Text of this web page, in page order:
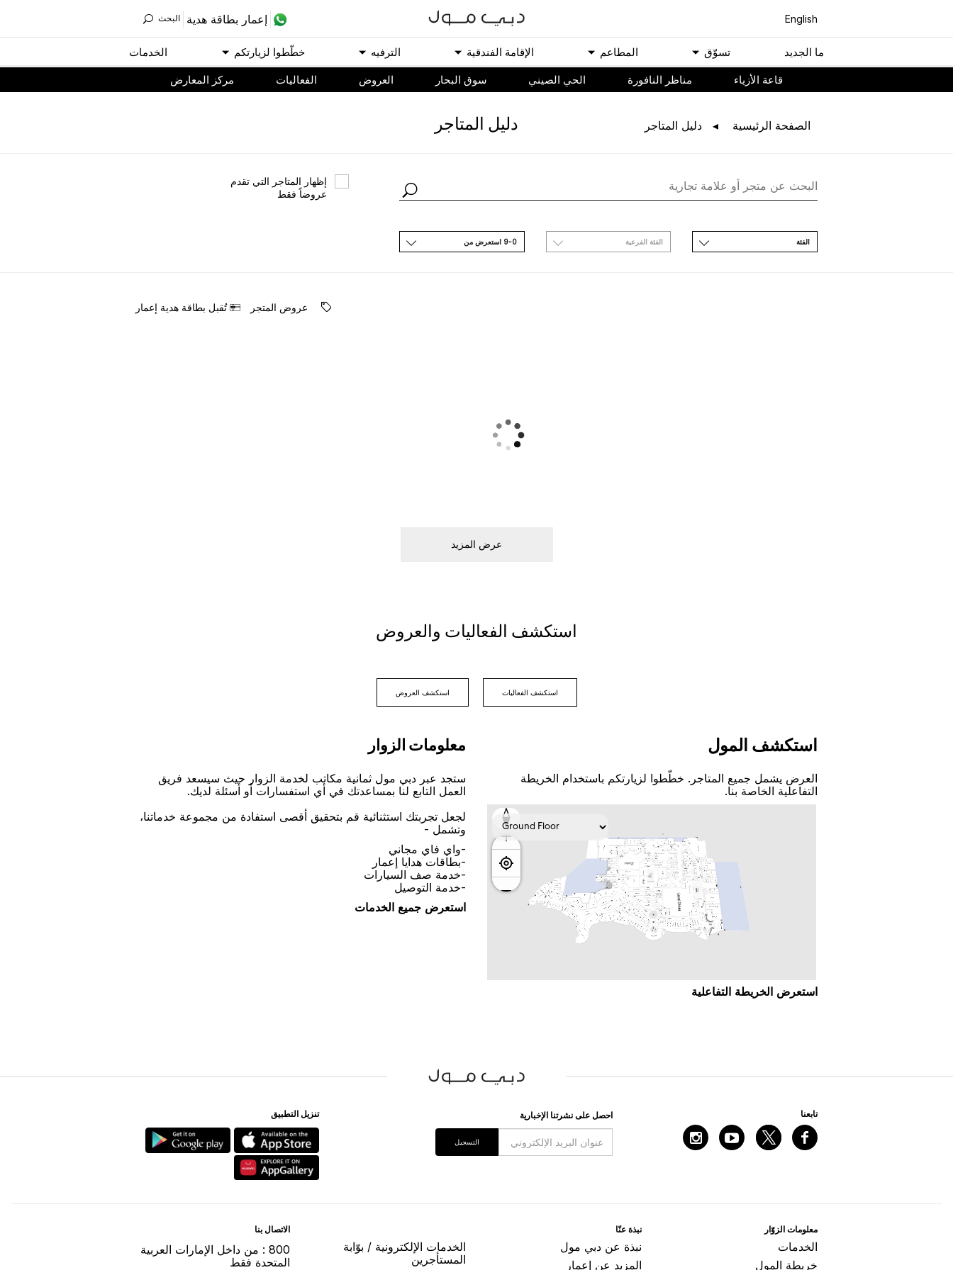
English ﺇﻋﻤﺎﺭ ﺑﻄﺎﻗﺔ ﻫﺪﻳﺔ اﻟﺒﺤﺚ
ﻣﺎ اﻟﺠﺪﻳﺪ ﺗﺴﻮّﻕ اﻟﻤﻄﺎﻋﻢ اﻹﻗﺎﻣﺔ اﻟﻔﻨﺪﻗﻴﺔ اﻟﺘﺮﻓﻴﻪ ﺧﻄّﻄﻮا ﻟﺰﻳﺎﺭﺗﻜﻢ اﻟﺨﺪﻣﺎﺕ
ﻗﺎﻋﺔ اﻷﺯﻳﺎء مناظر النافورة الحي الصيني سوق البحار اﻟﻌﺮﻭﺽ اﻟﻔﻌﺎﻟﻴﺎﺕ مركز المعارض
اﻟﺼﻔﺤﺔ اﻟﺮﺋﻴﺴﻴﺔ ﺩﻟﻴﻞ اﻟﻤﺘﺎﺟﺮ ﺩﻟﻴﻞ اﻟﻤﺘﺎﺟﺮ
ﺇﻇﻬﺎﺭ اﻟﻤﺘﺎﺟﺮ اﻟﺘﻲ ﺗﻘﺪﻡ
ﻋﺮﻭﺿﺎً ﻓﻘﻂ
اﻟﻔﺌﺔ اﻟﻔﺌﺔ اﻟﻔﺮﻋﻴﺔ 9-0 اﺳﺘﻌﺮﺽ ﻣﻦ
ﻋﺮﻭﺽ اﻟﻤﺘﺠﺮ ﺗُﻘﺒﻞ ﺑﻄﺎﻗﺔ ﻫﺪﻳﺔ ﺇﻋﻤﺎﺭ
ﻋﺮﺽ اﻟﻤﺰﻳﺪ
اﺳﺘﻜﺸﻒ اﻟﻔﻌﺎﻟﻴﺎﺕ ﻭاﻟﻌﺮﻭﺽ
اﺳﺘﻜﺸﻒ اﻟﻔﻌﺎﻟﻴﺎﺕ اﺳﺘﻜﺸﻒ اﻟﻌﺮﻭﺽ
اﺳﺘﻜﺸﻒ اﻟﻤﻮﻝ
اﻟﻌﺮﺽ ﻳﺸﻤﻞ ﺟﻤﻴﻊ اﻟﻤﺘﺎﺟﺮ. ﺧﻄّﻄﻮا ﻟﺰﻳﺎﺭﺗﻜﻢ ﺑﺎﺳﺘﺨﺪاﻡ اﻟﺨﺮﻳﻄﺔ
اﻟﺘﻔﺎﻋﻠﻴﺔ اﻟﺨﺎﺻﺔ ﺑﻨﺎ.
اﺳﺘﻌﺮﺽ اﻟﺨﺮﻳﻄﺔ اﻟﺘﻔﺎﻋﻠﻴﺔ
ﻣﻌﻠﻮﻣﺎﺕ اﻟﺰﻭاﺭ
ﺳﺘﺠﺪ ﻋﺒﺮ ﺩﺑﻲ ﻣﻮﻝ ﺛﻤﺎﻧﻴﺔ ﻣﻜﺎﺗﺐ ﻟﺨﺪﻣﺔ اﻟﺰﻭاﺭ ﺣﻴﺚ ﺳﻴﺴﻌﺪ ﻓﺮﻳﻖ
اﻟﻌﻤﻞ اﻟﺘﺎﺑﻊ ﻟﻨﺎ ﺑﻤﺴﺎﻋﺪﺗﻚ ﻓﻲ ﺃﻱ اﺳﺘﻔﺴﺎﺭاﺕ ﺃﻭ ﺃﺳﺌﻠﺔ ﻟﺪﻳﻚ.
ﻟﺠﻌﻞ ﺗﺠﺮﺑﺘﻚ اﺳﺘﺜﻨﺎﺋﻴﺔ ﻗﻢ ﺑﺘﺤﻘﻴﻖ ﺃﻗﺼﻰ اﺳﺘﻔﺎﺩﺓ ﻣﻦ ﻣﺠﻤﻮﻋﺔ ﺧﺪﻣﺎﺗﻨﺎ،
ﻭﺗﺸﻤﻞ -
-ﻭاﻱ ﻓﺎﻱ ﻣﺠﺎﻧﻲ
-ﺑﻄﺎﻗﺎﺕ ﻫﺪاﻳﺎ ﺇﻋﻤﺎﺭ
-ﺧﺪﻣﺔ ﺻﻒ اﻟﺴﻴﺎﺭاﺕ
-ﺧﺪﻣﺔ اﻟﺘﻮﺻﻴﻞ
اﺳﺘﻌﺮﺽ ﺟﻤﻴﻊ اﻟﺨﺪﻣﺎﺕ
ﺗﺎﺑﻌﻨﺎ اﺣﺼﻞ ﻋﻠﻰ ﻧﺸﺮﺗﻨﺎ اﻹﺧﺒﺎﺭﻳﺔ
اﻟﺘﺴﺠﻴﻞ
ﺗﻨﺰﻳﻞ اﻟﺘﻄﺒﻴﻖ
ﻣﻌﻠﻮﻣﺎﺕ اﻟﺰﻭّاﺭ
اﻟﺨﺪﻣﺎﺕ
ﺧﺮﻳﻄﺔ اﻟﻤﻮﻝ
ﻧﺒﺬﺓ ﻋﻨّﺎ
ﻧﺒﺬﺓ ﻋﻦ ﺩﺑﻲ ﻣﻮﻝ
المزيد عن إعمار
اﻟﺨﺪﻣﺎﺕ اﻹﻟﻜﺘﺮﻭﻧﻴﺔ / ﺑﻮّاﺑﺔ
اﻟﻤﺴﺘﺄﺟﺮﻳﻦ
اﻻﺗﺼﺎﻝ ﺑﻨﺎ
800 : ﻣﻦ ﺩاﺧﻞ اﻹﻣﺎﺭاﺕ اﻟﻌﺮﺑﻴﺔ
اﻟﻤﺘﺤﺪﺓ ﻓﻘﻂ